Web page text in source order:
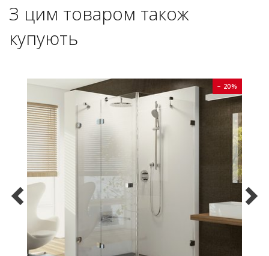
З цим товаром також
купують
− 20%